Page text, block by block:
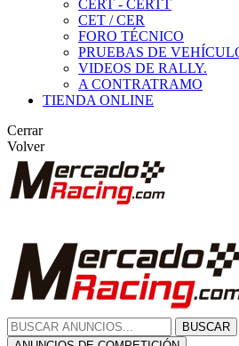
CERT - CERTT
CET / CER
FORO TÉCNICO
PRUEBAS DE
VIDEOS DE RALLY.
A CONTRATRAMO
TIENDA ONLINE
Cerrar
Volver
BUSCAR
ANUNCIOS DE COMPETICIÓN